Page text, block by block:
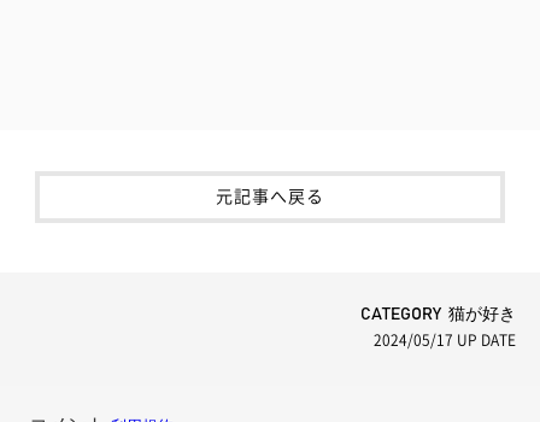
元記事へ戻る
CATEGORY 猫が好き
2024/05/17 UP DATE